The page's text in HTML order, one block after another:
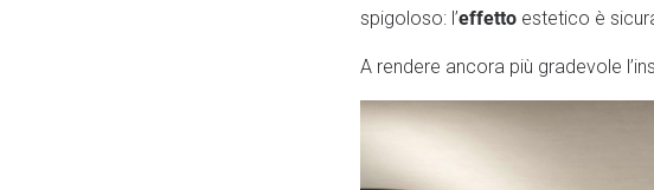
spigoloso: l’effetto estetico è
A rendere ancora più gradevole